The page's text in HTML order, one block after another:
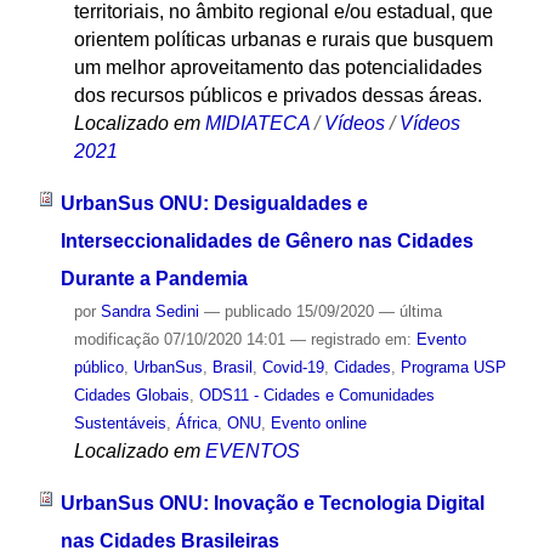
territoriais, no âmbito regional e/ou estadual, que
orientem políticas urbanas e rurais que busquem
um melhor aproveitamento das potencialidades
dos recursos públicos e privados dessas áreas.
Localizado em MIDIATECA /Vídeos /Vídeos
2021
UrbanSus ONU: Desigualdades e
Interseccionalidades de Gênero nas Cidades
Durante a Pandemia
por Sandra Sedini — publicado15/09/2020 — última
modificação07/10/2020 14:01 — registrado em: Evento
público, UrbanSus Brasil Covid-19, Cidades
Programa USP
Cidades Globais ODS11 - Cidades e Comunidades
Sustentáveis África, ONU, Evento online
Localizado em EVENTOS
UrbanSus ONU: Inovação e Tecnologia Digital
nas Cidades Brasileiras